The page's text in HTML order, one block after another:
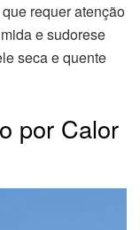
requer atenção
e sudorese
seca e quente
por Calor